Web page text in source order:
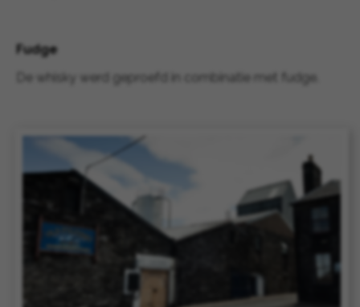
Fudge
De whisky werd geproefd in combinatie met fudge.